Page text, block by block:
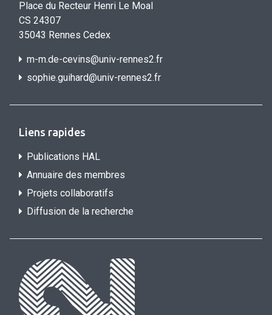
Place du Recteur Henri Le Moal
CS 24307
35043 Rennes Cedex
m-m.de-cevins@univ-rennes2.fr
sophie.guihard@univ-rennes2.fr
Liens rapides
Publications HAL
Annuaire des membres
Projets collaboratifs
Diffusion de la recherche